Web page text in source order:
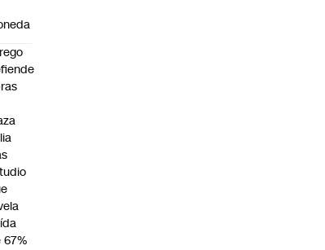
67%